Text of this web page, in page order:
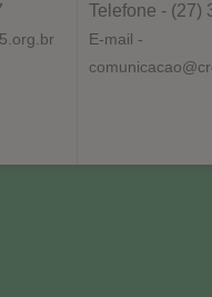
Telefone - (27)
E-mail -